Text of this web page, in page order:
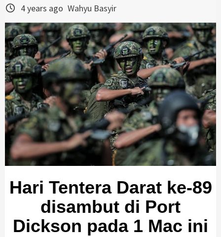
4 years ago Wahyu Basyir
Hari Tentera Darat ke-89
disambut di Port
Dickson pada 1 Mac ini